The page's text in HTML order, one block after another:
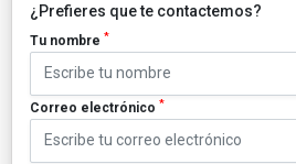
¿Prefieres que te contactemos?
Tu nombre *
Correo electrónico *